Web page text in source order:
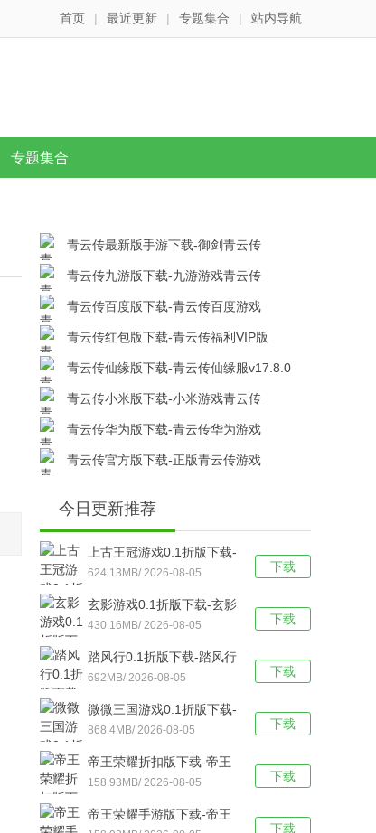
首页 | 最近更新 | 专题集合 | 站内导航
专题集合
青云传最新版手游下载-御剑青云传
v17.8.0安卓版下载
青云传九游版下载-九游游戏青云传
v17.8.0安卓版下载
青云传百度版下载-青云传百度游戏
v17.8.0安卓版下载
青云传红包版下载-青云传福利VIP版
v17.8.0安卓版下载
青云传仙缘版下载-青云传仙缘服v17.8.0
安卓版下载
青云传小米版下载-小米游戏青云传
v17.8.0安卓版下载
青云传华为版下载-青云传华为游戏
v17.8.0安卓版下载
青云传官方版下载-正版青云传游戏
今日更新推荐
下载
上古王冠游戏0.1折版下载-
上古王冠(0.1折官方正版)
福利版 v1.0安卓版下载
624.13MB/ 2026-08-05
下载
玄影游戏0.1折版下载-玄影
（0.1折盗帅送真充）手游
v1.0.0安卓版下载
430.16MB/ 2026-08-05
下载
踏风行0.1折版下载-踏风行
折扣版 v3.0.1安卓版下载
692MB/ 2026-08-05
下载
微微三国游戏0.1折版下载-
微微三国福利版 v1.0安卓
版下载
868.4MB/ 2026-08-05
下载
帝王荣耀折扣版下载-帝王
荣耀满VIP福利版v9.0安卓
版下载
158.93MB/ 2026-08-05
下载
帝王荣耀手游版下载-帝王